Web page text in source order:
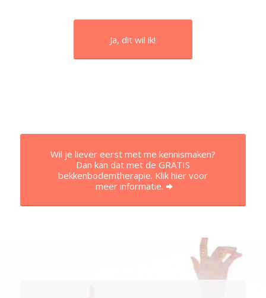
Ja, dit wil ik!
Wil je liever eerst met me kennismaken?
Dan kan dat met de GRATIS
bekkenbodemtherapie. Klik hier voor
meer informatie.